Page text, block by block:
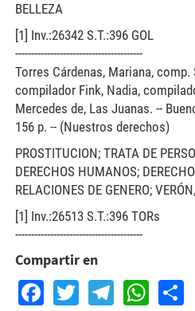
BELLEZA
[1] Inv.:26342 S.T.:396 GOL
----------------------------------------
Torres Cárdenas, Mariana,
compilador Fink, Nadia,
Mercedes de, Las Juanas. --
156 p. -- (Nuestros derechos)
PROSTITUCION; TRATA DE
DERECHOS HUMANOS;
RELACIONES DE GENERO;
[1] Inv.:26513 S.T.:396 TORs
----------------------------------------
Compartir en
Facebook
Twitter